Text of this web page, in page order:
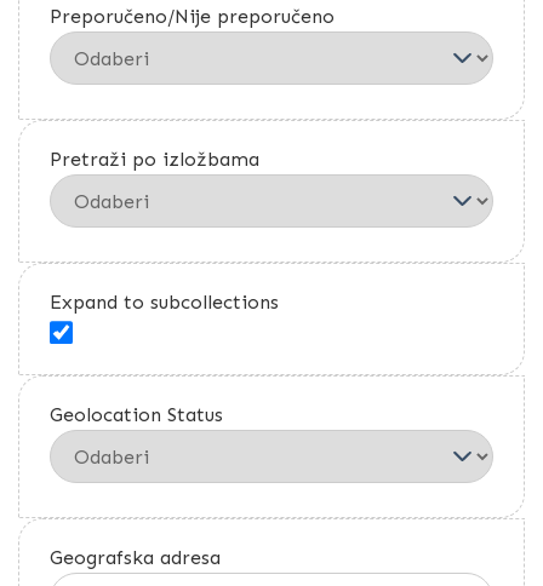
Preporučeno/Nije preporučeno
Pretraži po izložbama
Expand to subcollections
Geolocation Status
Geografska adresa